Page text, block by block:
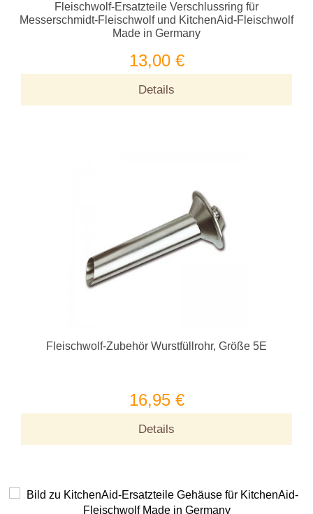
Fleischwolf-Ersatzteile Verschlussring für
Messerschmidt-Fleischwolf und KitchenAid-Fleischwolf
Made in Germany
13,00 €
Details
Fleischwolf-Zubehör Wurstfüllrohr, Größe 5E
16,95 €
Details